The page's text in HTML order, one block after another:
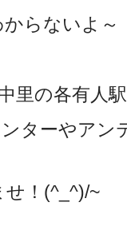
らないよ～
里の各有人駅
ターやア
！(^_^)/~